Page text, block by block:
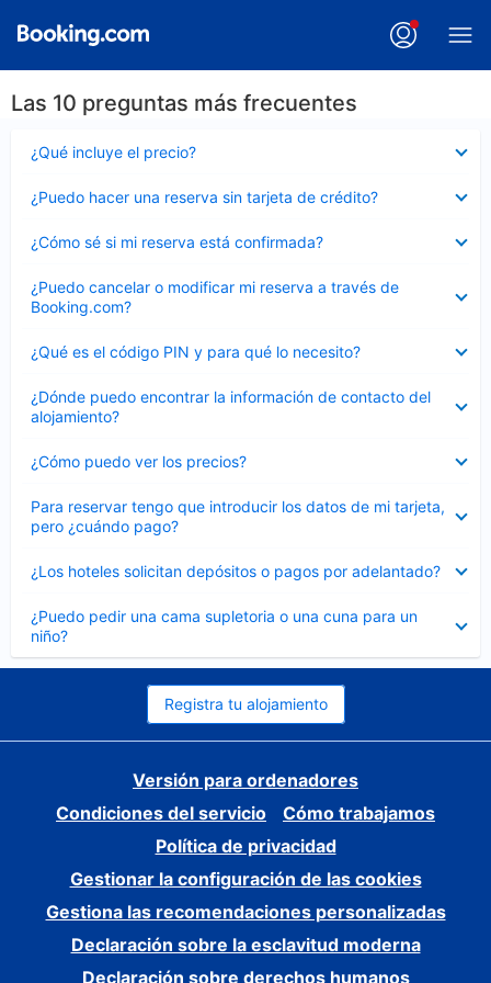
Las 10 preguntas más frecuentes
¿Qué incluye el precio?
cerrado
¿Puedo hacer una reserva sin tarjeta de crédito?
cerrado
¿Cómo sé si mi reserva está confirmada?
cerrado
¿Puedo cancelar o modificar mi reserva a través de
Booking.com?
cerrado
¿Qué es el código PIN y para qué lo necesito?
cerrado
¿Dónde puedo encontrar la información de contacto del
alojamiento?
cerrado
¿Cómo puedo ver los precios?
cerrado
Para reservar tengo que introducir los datos de mi tarjeta,
pero ¿cuándo pago?
cerrado
¿Los hoteles solicitan depósitos o pagos por adelantado?
cerrado
¿Puedo pedir una cama supletoria o una cuna para un
niño?
cerrado
Registra tu alojamiento
Versión para ordenadores
Condiciones del servicio
Cómo trabajamos
Política de privacidad
Gestionar la configuración de las cookies
Gestiona las recomendaciones personalizadas
Declaración sobre la esclavitud moderna
Declaración sobre derechos humanos